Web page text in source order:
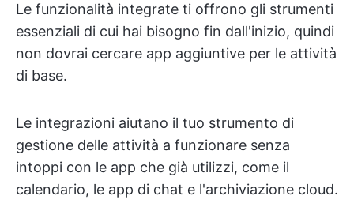
Le funzionalità integrate ti offrono gli strumenti
essenziali di cui hai bisogno fin dall'inizio, quindi
non dovrai cercare app aggiuntive per le attività
di base.
Le integrazioni aiutano il tuo strumento di
gestione delle attività a funzionare senza
intoppi con le app che già utilizzi, come il
calendario, le app di chat e l'archiviazione cloud.